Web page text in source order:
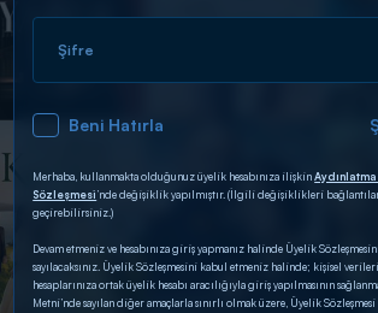
DİĞER SONUÇLAR
Şifre
Beni Hatırla
Merhaba, kullanmakta olduğunuz üyelik hesabınıza ilişkin
Sözleşmesi’nde değişiklik yapılmıştır. (İlgili değişiklikleri
geçirebilirsiniz.)
Devam etmeniz ve hesabınıza giriş yapmanız halinde Üyelik
sayılacaksınız. Üyelik Sözleşmesini kabul etmeniz halinde; kişisel
hesaplarınıza ortak üyelik hesabı aracılığıyla giriş yapılmasının
Metni’nde sayılan diğer amaçlarla sınırlı olmak üzere, Üyelik